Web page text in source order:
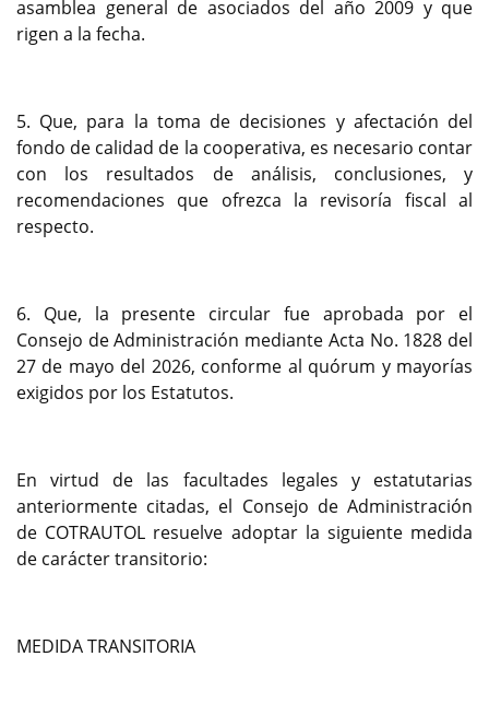
asamblea general de asociados del año 2009 y que
rigen a la fecha.
5. Que, para la toma de decisiones y afectación del
fondo de calidad de la cooperativa, es necesario contar
con los resultados de análisis, conclusiones, y
recomendaciones que ofrezca la revisoría fiscal al
respecto.
6. Que, la presente circular fue aprobada por el
Consejo de Administración mediante Acta No. 1828 del
27 de mayo del 2026, conforme al quórum y mayorías
exigidos por los Estatutos.
En virtud de las facultades legales y estatutarias
anteriormente citadas, el Consejo de Administración
de COTRAUTOL resuelve adoptar la siguiente medida
de carácter transitorio:
MEDIDA TRANSITORIA